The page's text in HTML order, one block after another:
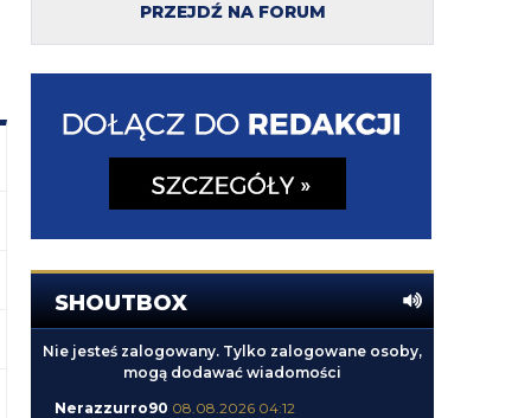
PRZEJDŹ NA FORUM
SHOUTBOX
Nie jesteś zalogowany. Tylko zalogowane osoby,
mogą dodawać wiadomości
Nerazzurro90 08.08.2026 04:12